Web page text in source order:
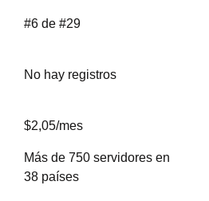
#6 de #29
No hay registros
$2,05/mes
Más de 750 servidores en
38 países